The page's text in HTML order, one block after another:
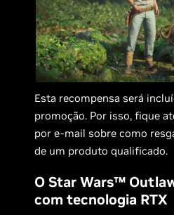
Esta recompensa será
promoção. Por isso, fique
por e-mail sobre como
de um produto qualificado.
O Star Wars™
com tecnologia RTX